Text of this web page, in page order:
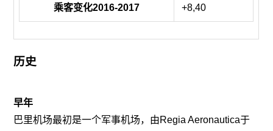
乘客变化2016-2017 +8,40
历史
早年
巴里机场最初是一个军事机场，由Regia Aeronautica于